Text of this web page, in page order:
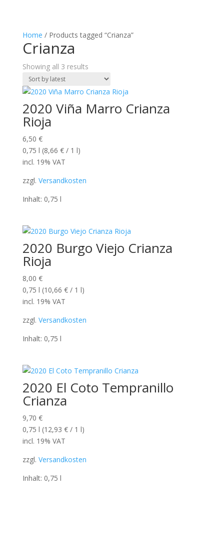
Home / Products tagged “Crianza”
Crianza
Showing all 3 resultsSorted
latest
2020 Viña Marro Crianza
Rioja
6,50 €
0,75 l (8,66 €/ 1 l)
incl. 19% VAT
zzgl. Versandkosten
Inhalt: 0,75 l
2020 Burgo Viejo Crianza
Rioja
8,00 €
0,75 l (10,66 €/ 1 l)
incl. 19% VAT
zzgl. Versandkosten
Inhalt: 0,75 l
2020 El Coto Tempranillo
Crianza
9,70 €
0,75 l (12,93 €/ 1 l)
incl. 19% VAT
zzgl. Versandkosten
Inhalt: 0,75 l